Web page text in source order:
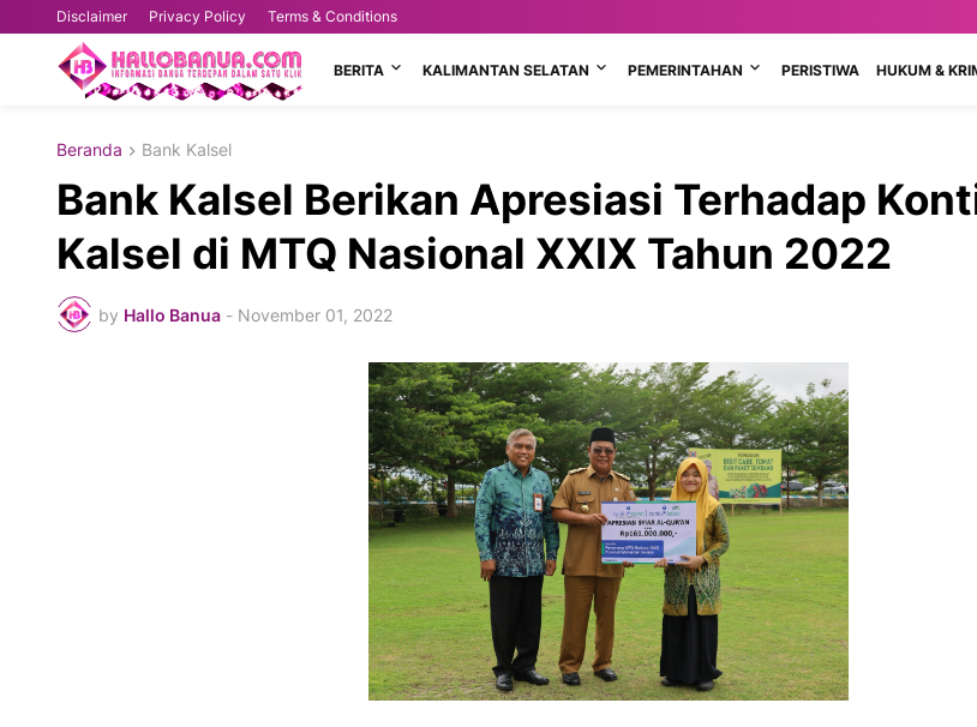
Disclaimer Privacy Policy Terms & Conditions
BERITA KALIMANTAN SELATAN PEMERINTAHAN PERISTIWA HUKUM &
Beranda Bank Kalsel
Bank Kalsel Berikan Apresiasi Terhadap
Kalsel di MTQ Nasional XXIX Tahun 2022
by Hallo Banua - November 01, 2022